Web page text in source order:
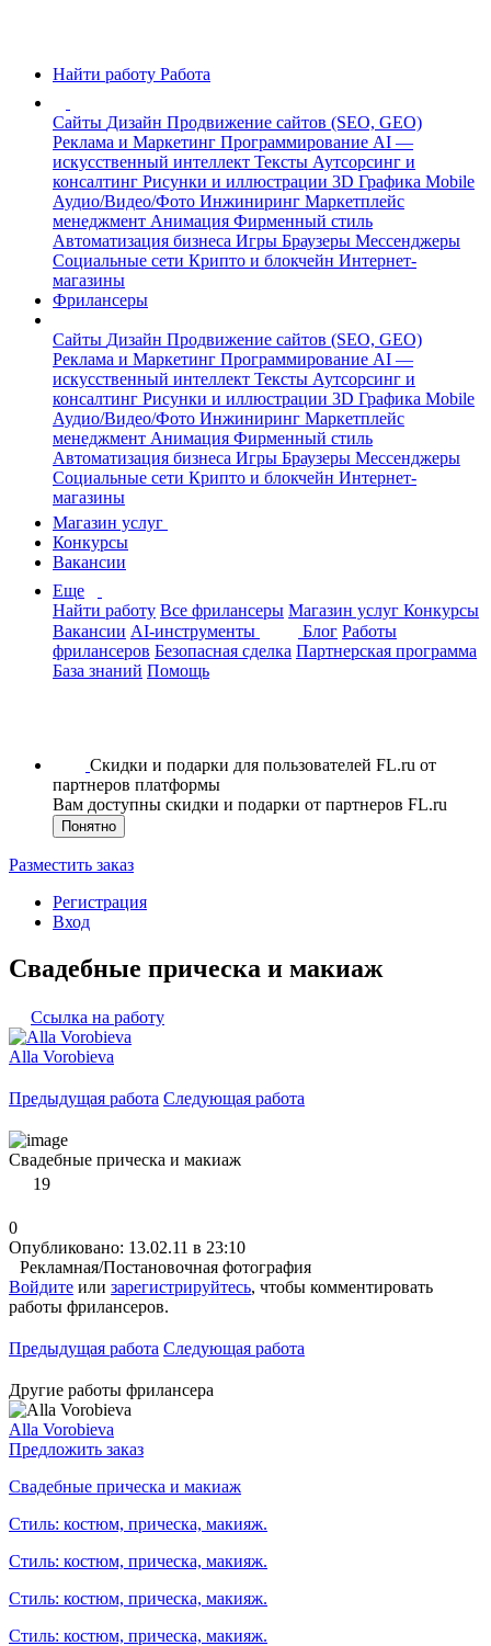
Найти работу Работа
Сайты Дизайн Продвижение сайтов (SEO, GEO)
Реклама и Маркетинг Программирование AI —
искусственный интеллект Тексты Аутсорсинг и
консалтинг Рисунки и иллюстрации 3D Графика Mobile
Аудио/Видео/Фото Инжиниринг Маркетплейс
менеджмент Анимация Фирменный стиль
Автоматизация бизнеса Игры Браузеры Мессенджеры
Социальные сети Крипто и блокчейн Интернет-
магазины
Фрилансеры
Сайты Дизайн Продвижение сайтов (SEO, GEO)
Реклама и Маркетинг Программирование AI —
искусственный интеллект Тексты Аутсорсинг и
консалтинг Рисунки и иллюстрации 3D Графика Mobile
Аудио/Видео/Фото Инжиниринг Маркетплейс
менеджмент Анимация Фирменный стиль
Автоматизация бизнеса Игры Браузеры Мессенджеры
Социальные сети Крипто и блокчейн Интернет-
магазины
Магазин услуг
Конкурсы
Вакансии
Еще
Найти работу Все фрилансеры Магазин услуг Конкурсы
Вакансии AI-инструменты Блог Работы
фрилансеров Безопасная сделка Партнерская программа
База знаний Помощь
Скидки и подарки для пользователей FL.ru от
партнеров платформы
Вам доступны скидки и подарки от партнеров FL.ru
Понятно
Разместить заказ
Регистрация
Вход
Свадебные прическа и макиаж
Ссылка на работу
Alla Vorobieva
Предыдущая работа Следующая работа
Свадебные прическа и макиаж
19
0
Опубликовано: 13.02.11 в 23:10
Рекламная/Постановочная фотография
Войдите или зарегистрируйтесь, чтобы комментировать
работы фрилансеров.
Предыдущая работа Следующая работа
Другие работы фрилансера
Alla Vorobieva
Предложить заказ
Свадебные прическа и макиаж
Стиль: костюм, прическа, макияж.
Стиль: костюм, прическа, макияж.
Стиль: костюм, прическа, макияж.
Стиль: костюм, прическа, макияж.